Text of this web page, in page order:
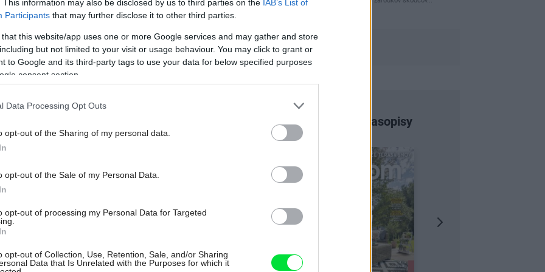
This information may also be disclosed by us to third parties on the IAB’s List of
Participants that may further disclose it to other third parties.
that this website/app uses one or more Google services and may gather and store
but not limited to your visit or usage behaviour. You may click to grant or
to Google and its third-party tags to use your data for below specified purposes
consent section.
Data Processing Opt Outs
opt-out of the Sharing of my personal data.
opt-out of the Sale of my Personal Data.
opt-out of processing my Personal Data for Targeted
opt-out of Collection, Use, Retention, Sale, and/or Sharing
Data that Is Unrelated with the Purposes for which it
rýchlemu rastu. Platí pravidlo, že čím
a bohatšie rastie. Obľubuje
Jeho pôvodný areál zahŕňa Európu,
mája. Kvety sú jednopohlavné: samčie
samičie jahňady s trojlaločnatými
listeňovom obale (krídle). Rastie
polôh. Dobre znáša zrezávanie
tvrdé drevo vhodné na výrobu rôznych
Najnovšie časopisy